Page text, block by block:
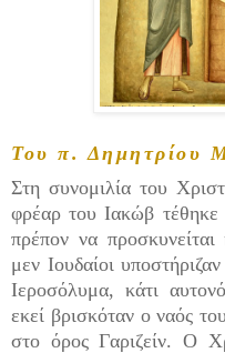
Του π. Δημητρίου
Στη συνομιλία του
φρέαρ του Ιακώβ τέθηκε
πρέπον να
μεν Ιουδαίοι
Ιεροσόλυμα, κάτι
εκεί βρισκόταν ο ναός
στο όρος Γαριζείν. Ο